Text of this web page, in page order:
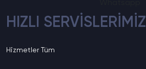
HIZLI SERVİSLERİMİZ
Hizmetler Tüm